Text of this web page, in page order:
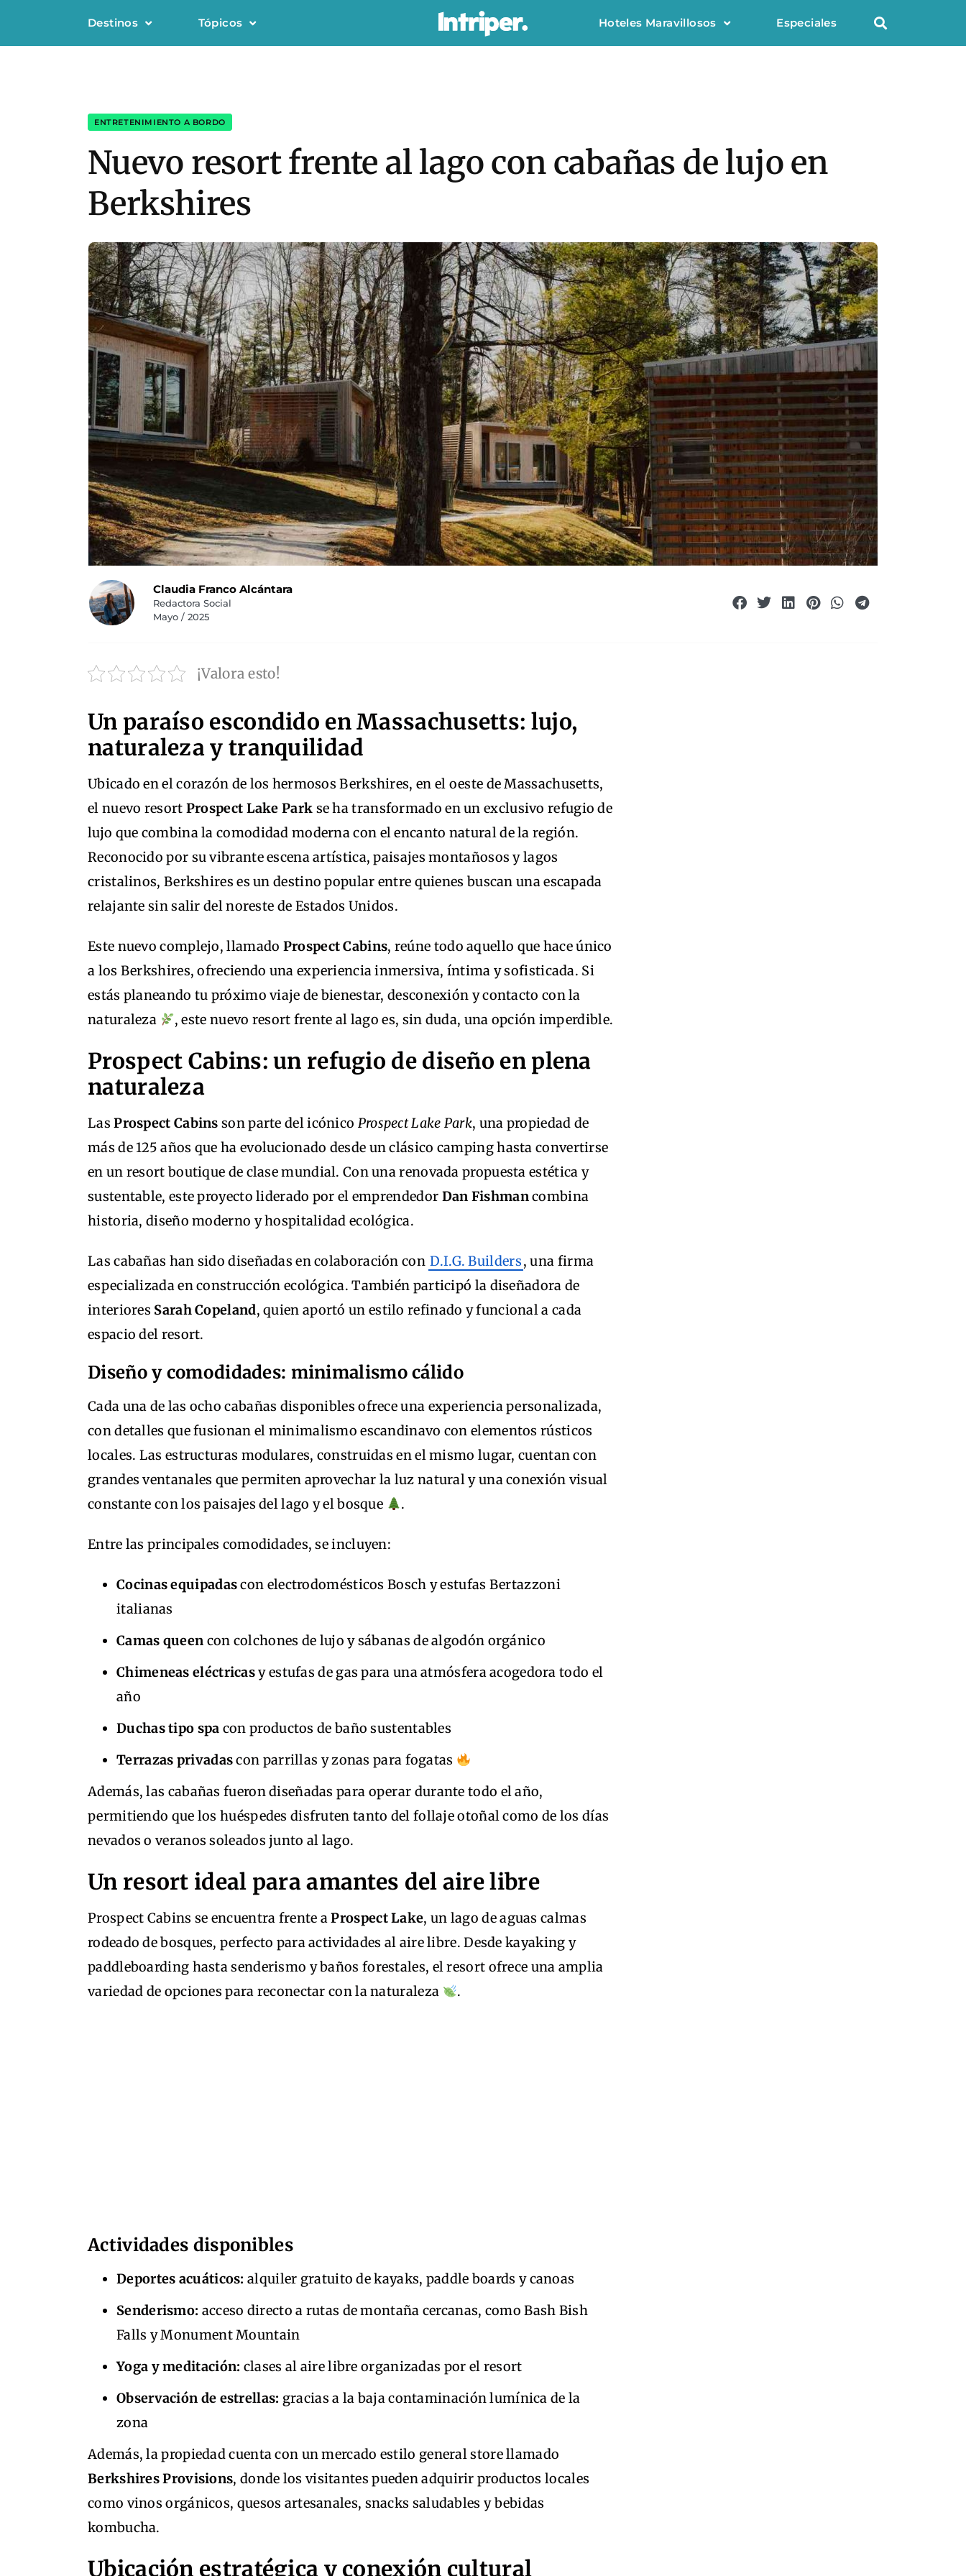
Destinos Tópicos Hoteles Maravillosos Especiales
ENTRETENIMIENTO A BORDO
Nuevo resort frente al lago con cabañas de lujo en
Berkshires
Claudia Franco Alcántara
Redactora Social
Mayo / 2025
¡Valora esto!
Un paraíso escondido en Massachusetts: lujo,
naturaleza y tranquilidad
Ubicado en el corazón de los hermosos Berkshires, en el oeste de Massachusetts,
el nuevo resort Prospect Lake Park se ha transformado en un exclusivo refugio de
lujo que combina la comodidad moderna con el encanto natural de la región.
Reconocido por su vibrante escena artística, paisajes montañosos y lagos
cristalinos, Berkshires es un destino popular entre quienes buscan una escapada
relajante sin salir del noreste de Estados Unidos.
Este nuevo complejo, llamado Prospect Cabins, reúne todo aquello que hace único
a los Berkshires, ofreciendo una experiencia inmersiva, íntima y sofisticada. Si
estás planeando tu próximo viaje de bienestar, desconexión y contacto con la
naturaleza
, este nuevo resort frente al lago es, sin duda, una opción imperdible.
Prospect Cabins: un refugio de diseño en plena
naturaleza
LasProspect Cabins son parte del icónico Prospect Lake Park, una propiedad de
más de 125 años que ha evolucionado desde un clásico camping hasta convertirse
en un resort boutique de clase mundial. Con una renovada propuesta estética y
sustentable, este proyecto liderado por el emprendedor Dan Fishmancombina
historia, diseño moderno y hospitalidad ecológica.
Las cabañas han sido diseñadas en colaboración con D.I.G. Builders, una firma
especializada en construcción ecológica. También participó la diseñadora de
interiores Sarah Copeland, quien aportó un estilo refinado y funcional a cada
espacio del resort.
Diseño y comodidades: minimalismo cálido
Cada una de las ocho cabañas disponibles ofrece una experiencia personalizada,
con detalles que fusionan el minimalismo escandinavo con elementos rústicos
locales. Las estructuras modulares, construidas en el mismo lugar, cuentan con
grandes ventanales que permiten aprovechar la luz natural y una conexión visual
constante con los paisajes del lago y el bosque
.
Entre las principales comodidades, se incluyen:
Cocinas equipadascon electrodomésticos Bosch y estufas Bertazzoni
italianas
Camas queen con colchones de lujo y sábanas de algodón orgánico
Chimeneas eléctricasy estufas de gas para una atmósfera acogedora todo el
año
Duchas tipo spa con productos de baño sustentables
Terrazas privadascon parrillas y zonas para fogatas
Además, las cabañas fueron diseñadas para operar durante todo el año,
permitiendo que los huéspedes disfruten tanto del follaje otoñal como de los días
nevados o veranos soleados junto al lago.
Un resort ideal para amantes del aire libre
Prospect Cabins se encuentra frente aProspect Lake, un lago de aguas calmas
rodeado de bosques, perfecto para actividades al aire libre. Desde kayaking y
paddleboarding hasta senderismo y baños forestales, el resort ofrece una amplia
variedad de opciones para reconectar con la naturaleza
.
Actividades disponibles
Deportes acuáticos: alquiler gratuito de kayaks, paddle boards y canoas
Senderismo: acceso directo a rutas de montaña cercanas, como Bash Bish
Falls y Monument Mountain
Yoga y meditación: clases al aire libre organizadas por el resort
Observación de estrellas: gracias a la baja contaminación lumínica de la
zona
Además, la propiedad cuenta con un mercado estilo general store llamado
Berkshires Provisions, donde los visitantes pueden adquirir productos locales
como vinos orgánicos, quesos artesanales, snacks saludables y bebidas
kombucha.
Ubicación estratégica y conexión cultural